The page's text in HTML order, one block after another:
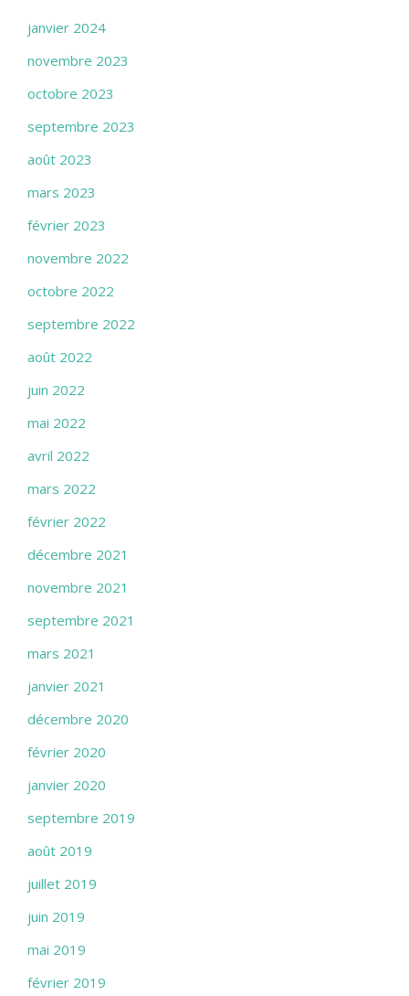
janvier 2024
novembre 2023
octobre 2023
septembre 2023
août 2023
mars 2023
février 2023
novembre 2022
octobre 2022
septembre 2022
août 2022
juin 2022
mai 2022
avril 2022
mars 2022
février 2022
décembre 2021
novembre 2021
septembre 2021
mars 2021
janvier 2021
décembre 2020
février 2020
janvier 2020
septembre 2019
août 2019
juillet 2019
juin 2019
mai 2019
février 2019